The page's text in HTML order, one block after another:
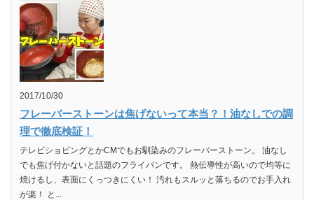
2017/10/30
フレーバーストーンは焦げないって本当？！油なしでの調
理で徹底検証！
テレビショピングとかCMでもお馴染みのフレーバーストーン。 油なし
でも焦げ付かないと話題のフライパンです。 熱伝導性が高いので均等に
焼けるし、表面にくっつきにくい！ 汚れもスルッと落ちるのでお手入れ
が楽！ と...